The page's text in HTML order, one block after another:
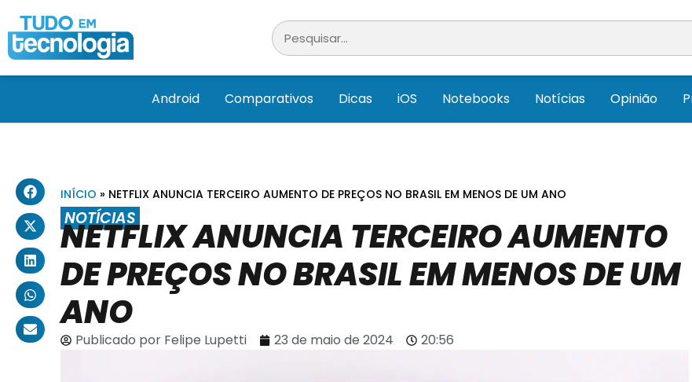
Android Comparativos Dicas iOS Notebooks Notícias Opinião
INÍCIO » NETFLIX ANUNCIA TERCEIRO AUMENTO DE PREÇOS NO BRASIL EM MENOS DE UM ANO
NOTÍCIAS
NETFLIX ANUNCIA TERCEIRO AUMENTO
DE PREÇOS NO BRASIL EM MENOS DE UM
ANO
Publicado porFelipe Lupetti 23 de maio de 2024 20:56